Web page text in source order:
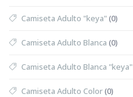
Camiseta Adulto "keya"(0)
Camiseta Adulto Blanca (0)
Camiseta Adulto Blanca "keya"
Camiseta Adulto Color(0)